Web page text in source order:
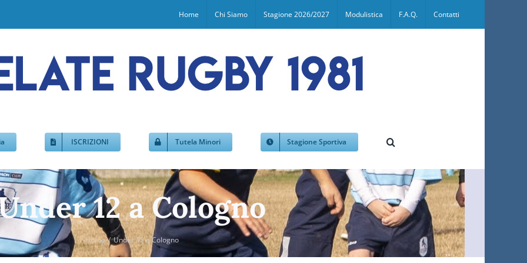
Home Chi Siamo Stagione 2026/2027 Modulistica F.A.Q. Contatti
ISCRIZIONI Tutela Minori Stagione Sportiva
12 a Cologno
Home Under 12 a Cologno